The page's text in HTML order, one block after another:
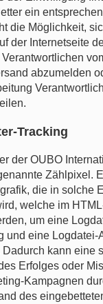
ein
die Möglichkeit,
der Internetseite
abzumelden
Tracking
der OUBO
Zählpixel.
die in solche
welche im
um eine
und eine Logdatei-
kann eine
Erfolges oder
Kampagnen
des